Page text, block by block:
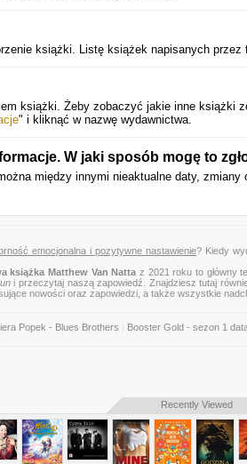
książki. Listę książek napisanych przez
książki. Żeby zobaczyć jakie inne książki
" i kliknąć w nazwę wydawnictwa.
W jaki sposób mogę to
między innymi nieaktualne daty, zmiany
emocjonalna i pozytywne nastawienie? Kiedy
książka Matthew Van Natta z 2021 roku to główny
i przeczytaj naszą zapowiedź. Znajdziesz tutaj
nowości oraz zapowiedzi, a także wszystkie
Popek - Blues Brothers Booster Gold - sezon 1
Recently Viewed